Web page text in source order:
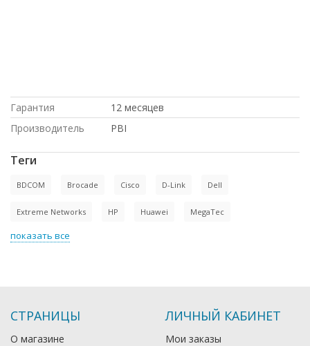
Гарантия
12 месяцев
Производитель
PBI
Теги
BDCOM Brocade Cisco D-Link Dell
Extreme Networks HP Huawei MegaTec
показать все
СТРАНИЦЫ
О магазине
ЛИЧНЫЙ КАБИНЕТ
Мои заказы